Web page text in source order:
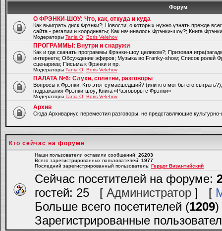
Форум
О ФРЭНКИ-ШОУ: Что, как, откуда и куда
Как выиграть диск Фрэнки?; Новости, о которых нужно узнать прежде
сайта - регалии и координаты; Как начиналось Фрэнки-шоу?; Книга
Модераторы Tania O Boris Velehov
ПРОГРАММЫ: Внутри и снаружи
Как и где скачать программы Фрэнки-шоу целиком?; Призовая
интернете; Обсуждение эфиров; Музыка во Franky-show; Список ролей
сценариев; Письма к Фрэнки и пр.
Модераторы Tania O Boris Velehov
ПАЛАТА №6: Слухи, сплетни, разговоры
Вопросы к Фрэнки; Кто этот сумасшедший? (или кто мог бы его
подражания Фрэнки-шоу; Книга «Разговоры с Фрэнки»
Модераторы Tania O Boris Velehov
Архив
Cюда Архивариус переместил разговоры, не представляющие культурно-
Кто сейчас на форуме
Наши пользователи оставили сообщений: 26203
Всего зарегистрированных пользователей: 1977
Последний зарегистрированный пользователь: Герцог Византийский
Сейчас посетителей на форуме:
гостей: 25 [ Администратор ] [
Больше всего посетителей (1209)
Зарегистрированные